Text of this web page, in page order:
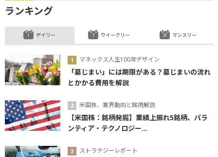
ランキング
デイリー
マネックス人生100年デザイン
「墓じまい」には期限がある？墓じまいの流れ
とかかる費用を解説
米国株、業界動向と銘柄解説
【米国株：銘柄発掘】業績上振れ5銘柄、パラ
ンティア・テクノロジー...
ストラテジーレポート
ウイークリー マンスリー